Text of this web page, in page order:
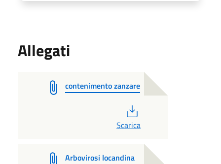
Allegati
contenimento zanzare
Scarica
Arbovirosi locandina